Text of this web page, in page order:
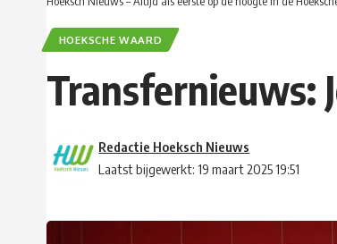
HOEKSCHE WAARD
Transfernieuws:
Laatst bijgewerkt: 19 maart 2025 19:51
Redactie Hoeksch Nieuws